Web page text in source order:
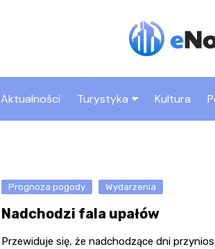
Aktualności Turystyka
Atrakcje dla dzieci w
Nowym Sączu
Zabytki Nowego Sącza
Kultura
Prognoza pogody Wydarzenia
Nadchodzi fala upałów
Przewiduje się, że nadchodzące dni